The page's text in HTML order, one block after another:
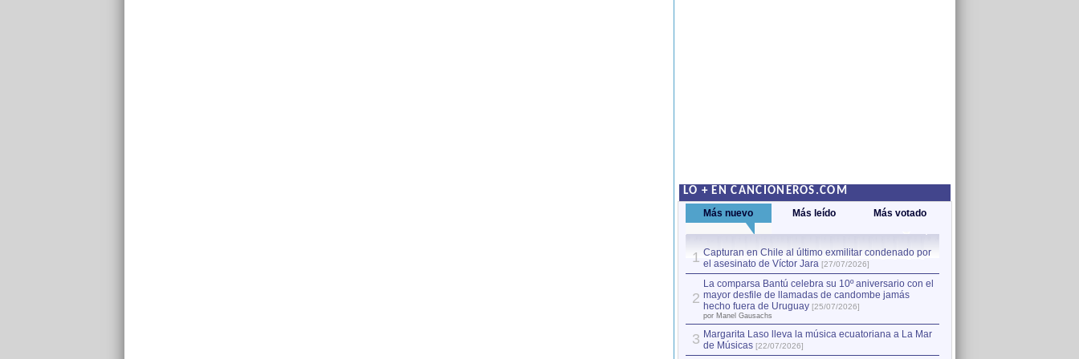
LO + EN CANCIONEROS.COM
Más nuevo Más leído Más votado
1 Capturan en Chile al último exmilitar condenado por
el asesinato de Víctor Jara [27/07/2026]
2
La comparsa Bantú celebra su 10º aniversario con el
mayor desfile de llamadas de candombe jamás
hecho fuera de Uruguay [25/07/2026]
por Manel Gausachs
3 Margarita Laso lleva la música ecuatoriana a La Mar
de Músicas [22/07/2026]